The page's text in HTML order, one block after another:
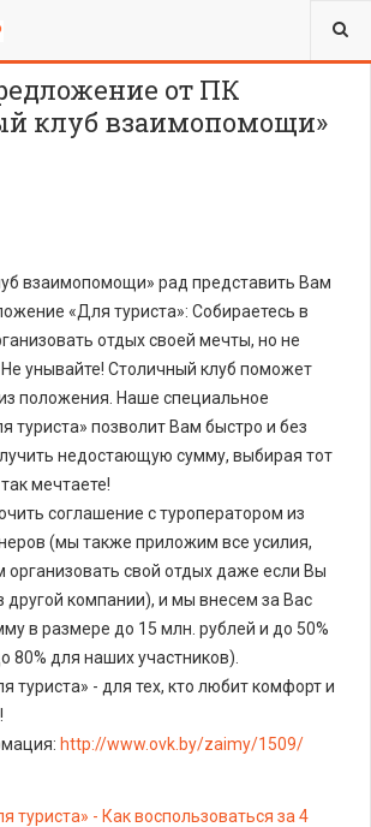
от ПК
клуб взаимопомощи»
взаимопомощи» рад представить Вам
«Для туриста»: Собираетесь в
отдых своей мечты, но не
Не унывайте! Столичный клуб поможет
положения. Наше специальное
туриста» позволит Вам быстро и без
недостающую сумму, выбирая тот
мечтаете!
соглашение с туроператором из
(мы также приложим все усилия,
свой отдых даже если Вы
другой компании), и мы внесем за Вас
в размере до 15 млн. рублей и до 50%
80% для наших участников).
туриста» - для тех, кто любит комфорт и
http://www.ovk.by/zaimy/1509/
туриста» - Как воспользоваться за 4